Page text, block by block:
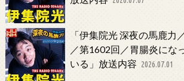
「伊集院光 深夜の馬鹿力
／第1602回／胃腸炎にな
いる」放送内容 2026.07.01